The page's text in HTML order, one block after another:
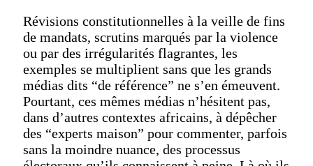
Révisions constitutionnelles à la veille de fins
de mandats, scrutins marqués par la violence
ou par des irrégularités flagrantes, les
exemples se multiplient sans que les grands
médias dits “de référence” ne s’en émeuvent.
Pourtant, ces mêmes médias n’hésitent pas,
dans d’autres contextes africains, à dépêcher
des “experts maison” pour commenter, parfois
sans la moindre nuance, des processus